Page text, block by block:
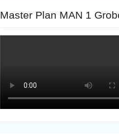
Master Plan MAN 1